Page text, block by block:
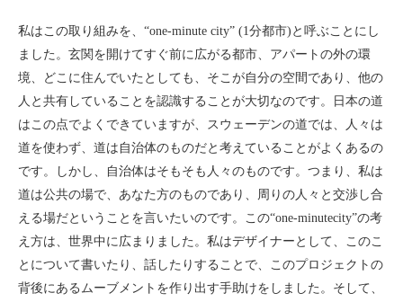
私はこの取り組みを、“one-minute city” (1分都市)と呼ぶことにし
ました。玄関を開けてすぐ前に広がる都市、アパートの外の環
境、どこに住んでいたとしても、そこが自分の空間であり、他の
人と共有していることを認識することが大切なのです。日本の道
はこの点でよくできていますが、スウェーデンの道では、人々は
道を使わず、道は自治体のものだと考えていることがよくあるの
です。しかし、自治体はそもそも人々のものです。つまり、私は
道は公共の場で、あなた方のものであり、周りの人々と交渉し合
える場だということを言いたいのです。この“one-minutecity”の考
え方は、世界中に広まりました。私はデザイナーとして、このこ
とについて書いたり、話したりすることで、このプロジェクトの
背後にあるムーブメントを作り出す手助けをしました。そして、